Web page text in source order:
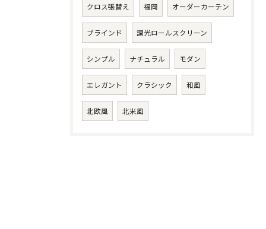
クロス張替え 福岡 オーダーカーテン
ブラインド 調光ロールスクリーン
シンプル ナチュラル モダン
エレガント クラシック 和風
北欧風 北米風